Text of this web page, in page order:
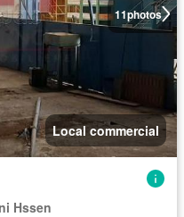
11photos
Local commercial
Hssen